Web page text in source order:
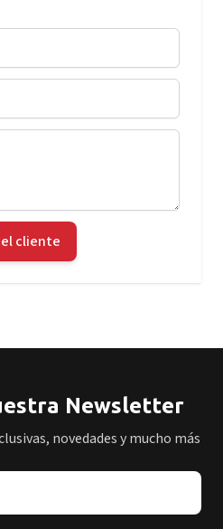
cliente
Newsletter
novedades y mucho más